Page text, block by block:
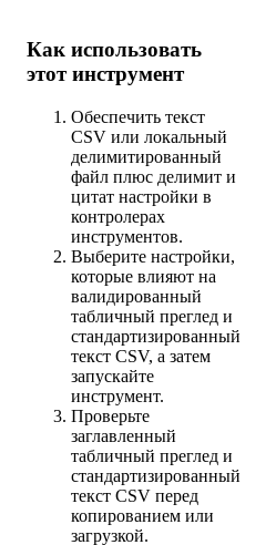
Как использовать
этот инструмент
Обеспечить текст
CSV или локальный
делимитированный
файл плюс делимит и
цитат настройки в
контролерах
инструментов.
Выберите настройки,
которые влияют на
валидированный
табличный преглед и
стандартизированный
текст CSV, а затем
запускайте
инструмент.
Проверьте
заглавленный
табличный преглед и
стандартизированный
текст CSV перед
копированием или
загрузкой.